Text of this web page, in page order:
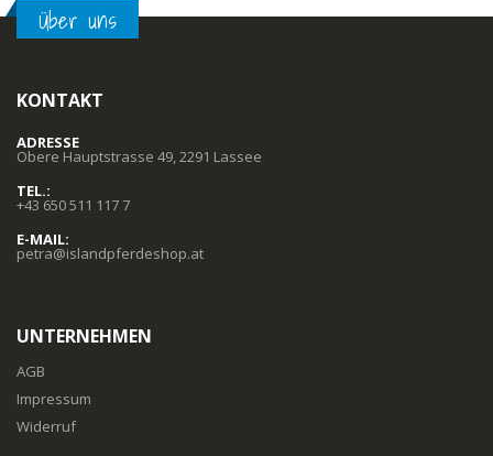
Über uns
KONTAKT
ADRESSE
Obere Hauptstrasse 49, 2291 Lassee
TEL.:
+43 650 511 117 7
E-MAIL:
petra@islandpferdeshop.at
UNTERNEHMEN
AGB
Impressum
Widerruf